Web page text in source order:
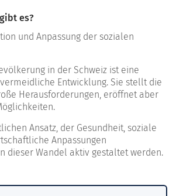
es?
und Anpassung der sozialen
in der Schweiz ist eine
Entwicklung. Sie stellt die
Herausforderungen, eröffnet aber
Ansatz, der Gesundheit, soziale
Anpassungen
dieser Wandel aktiv gestaltet werden.